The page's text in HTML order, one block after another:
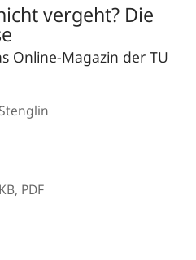
vergeht? Die
Online-Magazin der TU
PDF